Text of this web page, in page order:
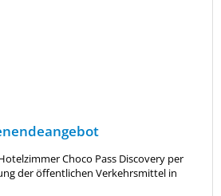
Choco Pass Discovery per
der öffentlichen Verkehrsmittel in